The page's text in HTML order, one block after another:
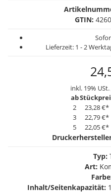
GTIN:
Lieferzeit: 1 - 2
inkl. 19% USt.
ab
2
23,28 €*
3
22,79 €*
5
22,05 €*
Typ:
Art:
Inhalt/Seitenkapazität: